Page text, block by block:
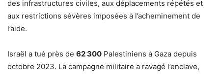
des infrastructures civiles, aux déplacements répétés et
aux restrictions sévères imposées à l’acheminement de
l’aide.
Israël a tué près de 62 300 Palestiniens à Gaza depuis
octobre 2023. La campagne militaire a ravagé l’enclave,